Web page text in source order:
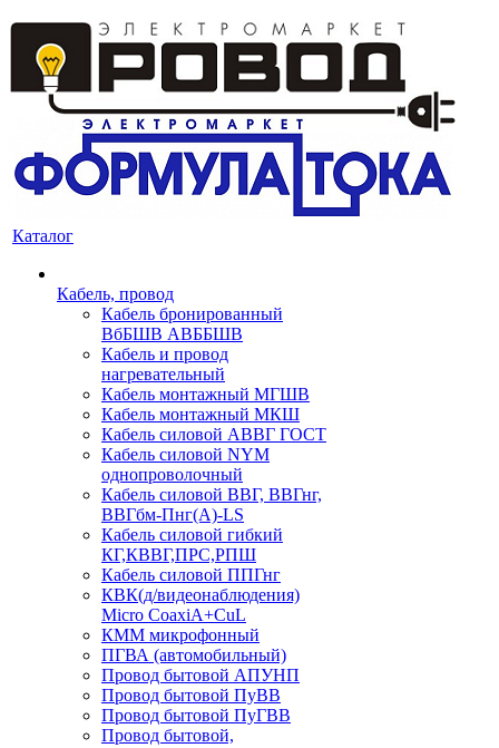
Каталог
Кабель, провод
Кабель бронированный
ВбБШВ АВББШВ
Кабель и провод
нагревательный
Кабель монтажный МГШВ
Кабель монтажный МКШ
Кабель силовой АВВГ ГОСТ
Кабель силовой NYM
однопроволочный
Кабель силовой ВВГ, ВВГнг,
ВВГбм-Пнг(А)-LS
Кабель силовой гибкий
КГ,КВВГ,ПРС,РПШ
Кабель силовой ППГнг
КВК(д/видеонаблюдения)
Micro CoaxiA+CuL
КММ микрофонный
ПГВА (автомобильный)
Провод бытовой АПУНП
Провод бытовой ПуВВ
Провод бытовой ПуГВВ
Провод бытовой,